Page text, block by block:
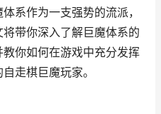
系作为一支强势的流派，
带你深入了解巨魔体系的
你如何在游戏中充分发挥
走棋巨魔玩家。